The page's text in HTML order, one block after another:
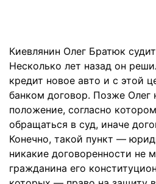
Киевлянин Олег Братюк
Несколько лет назад он
кредит новое авто и с этой
банком договор. Позже Олег
положение, согласно
обращаться в суд, иначе
Конечно, такой пункт —
никакие договоренности не
гражданина его